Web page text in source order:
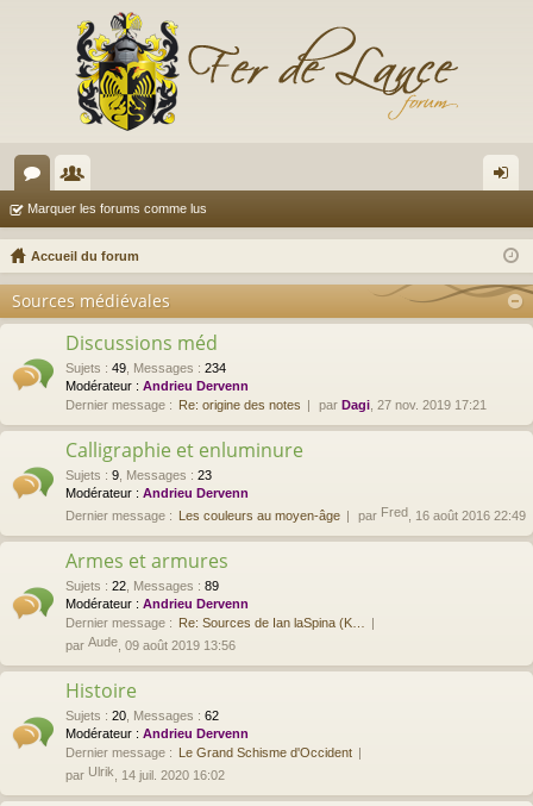
or
u
s
e
m
es
ne
on
Marquer les forums comme lus
Accueil du forum
Sources médiévales
Discussions méd
Sujets : 49 Messages : 234
Modérateur : Andrieu Dervenn
Dernier message : Re: origine des notes par Dagi , 27 nov. 2019 17:21
Calligraphie et enluminure
Sujets : 9 Messages : 23
Modérateur : Andrieu Dervenn
Dernier message : Les couleurs au moyen-âge par Fred , 16 août 2016 22:49
Armes et armures
Sujets : 22 Messages : 89
Modérateur : Andrieu Dervenn
Dernier message : Re: Sources de Ian laSpina (K…
par Aude , 09 août 2019 13:56
Histoire
Sujets : 20 Messages : 62
Modérateur : Andrieu Dervenn
Dernier message : Le Grand Schisme d'Occident
par Ulrik , 14 juil. 2020 16:02